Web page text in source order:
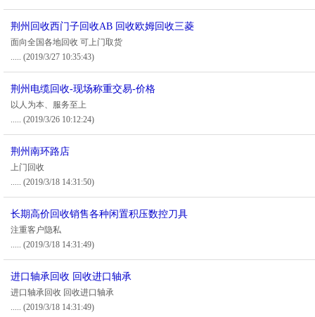
荆州回收西门子回收AB 回收欧姆回收三菱
面向全国各地回收 可上门取货
..... (2019/3/27 10:35:43)
荆州电缆回收-现场称重交易-价格
以人为本、服务至上
..... (2019/3/26 10:12:24)
荆州南环路店
上门回收
..... (2019/3/18 14:31:50)
长期高价回收销售各种闲置积压数控刀具
注重客户隐私
..... (2019/3/18 14:31:49)
进口轴承回收 回收进口轴承
进口轴承回收 回收进口轴承
..... (2019/3/18 14:31:49)